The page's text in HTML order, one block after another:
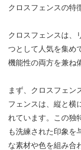
クロスフェンスの特
クロスフェンスは、
つとして人気を集め
機能性の両方を兼ね
まず、クロスフェン
フェンスは、縦と横
れています。この独
も洗練された印象を
な素材や色を組み合